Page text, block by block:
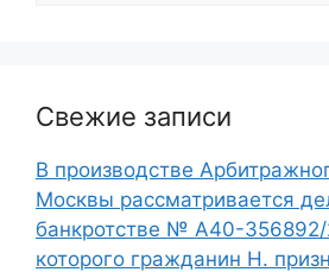
Свежие записи
В производстве
Москвы рассматривается
банкротстве № А40-356892/
которого гражданин Н.